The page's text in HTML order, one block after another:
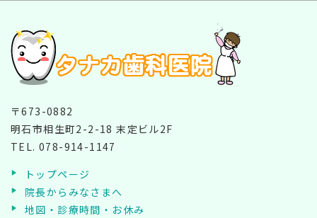
〒673-0882
明石市相生町2-2-18 末定ビル2F
TEL. 078-914-1147
トップページ
院長からみなさまへ
地図・診療時間・お休み